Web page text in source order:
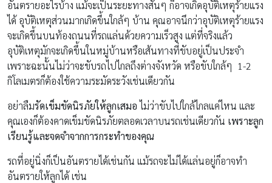
อันตรายอะไรบ้าง แม้จะเป็นระยะทางสั้นๆ ก็อาจเกิดอุบัติเหตุร้ายแรง
ได้ อุบัติเหตุส่วนมากเกิดขึ้นใกล้ๆ บ้าน คุณอาจนึกว่าอุบัติเหตุร้ายแรง
จะเกิดขึ้นบนท้องถนนที่รถแล่นด้วยความเร็วสูง แต่ที่จริงแล้ว
อุบัติเหตุมักจะเกิดขึ้นในหมู่บ้านหรือเส้นทางที่ขับอยู่เป็นประจำ
เพราะฉะนั้นไม่ว่าจะขับรถไปไกลถึงต่างจังหวัด หรือขับใกล้ๆ 1-2
กิโลเมตรก็ต้องใช้ความระมัดระวังเช่นเดียวกัน
อย่าลืมรัดเข็มขัดนิรภัยให้ลูกเสมอไม่ว่าขับไปใกล้ไกลแค่ไหน และ
คุณเองก็ต้องคาดเข็มขัดนิรภัยตลอดเวลาบนรถเช่นเดียวกัน เพราะลูก
เรียนรู้และจดจำจากการกระทำของคุณ
รถที่อยู่นิ่งก็เป็นอันตรายได้เช่นกัน แม้รถจะไม่ได้แล่นอยู่ก็อาจทำ
อันตรายให้ลูกได้ เช่น